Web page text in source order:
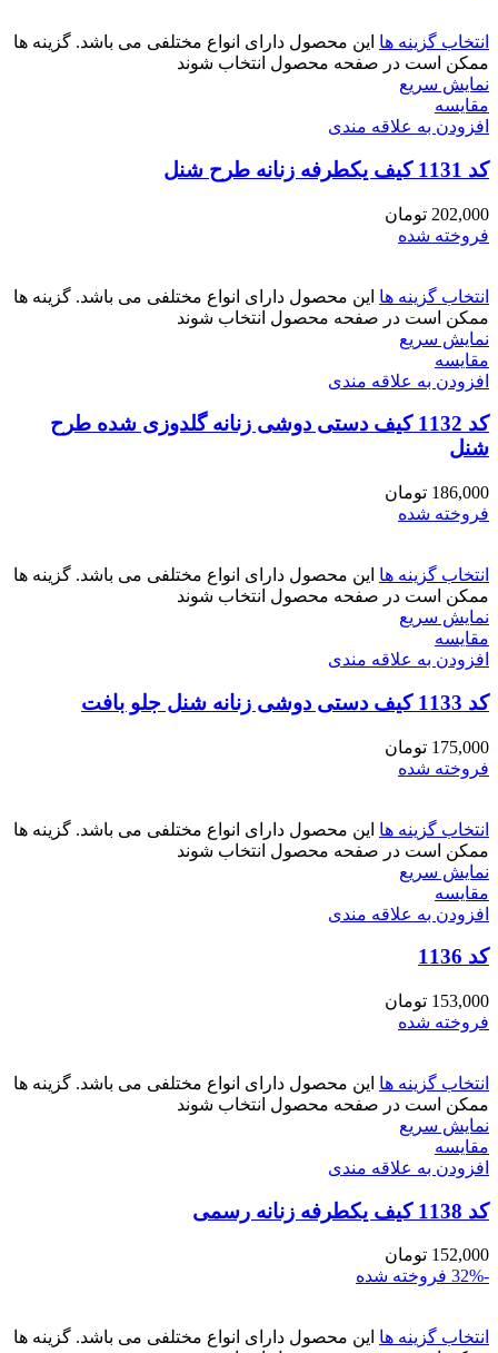
انتخاب گزینه ها این محصول دارای انواع مختلفی می باشد. گزینه ها
ممکن است در صفحه محصول انتخاب شوند
نمایش سریع
مقايسه
افزودن به علاقه مندی
کد 1131 کیف یکطرفه زنانه طرح شنل
202,000 تومان
فروخته شده
انتخاب گزینه ها این محصول دارای انواع مختلفی می باشد. گزینه ها
ممکن است در صفحه محصول انتخاب شوند
نمایش سریع
مقايسه
افزودن به علاقه مندی
کد 1132 کیف دستی دوشی زنانه گلدوزی شده طرح
شنل
186,000 تومان
فروخته شده
انتخاب گزینه ها این محصول دارای انواع مختلفی می باشد. گزینه ها
ممکن است در صفحه محصول انتخاب شوند
نمایش سریع
مقايسه
افزودن به علاقه مندی
کد 1133 کیف دستی دوشی زنانه شنل جلو بافت
175,000 تومان
فروخته شده
انتخاب گزینه ها این محصول دارای انواع مختلفی می باشد. گزینه ها
ممکن است در صفحه محصول انتخاب شوند
نمایش سریع
مقايسه
افزودن به علاقه مندی
کد 1136
153,000 تومان
فروخته شده
انتخاب گزینه ها این محصول دارای انواع مختلفی می باشد. گزینه ها
ممکن است در صفحه محصول انتخاب شوند
نمایش سریع
مقايسه
افزودن به علاقه مندی
کد 1138 کیف یکطرفه زنانه رسمی
152,000 تومان
-32%
فروخته شده
انتخاب گزینه ها این محصول دارای انواع مختلفی می باشد. گزینه ها